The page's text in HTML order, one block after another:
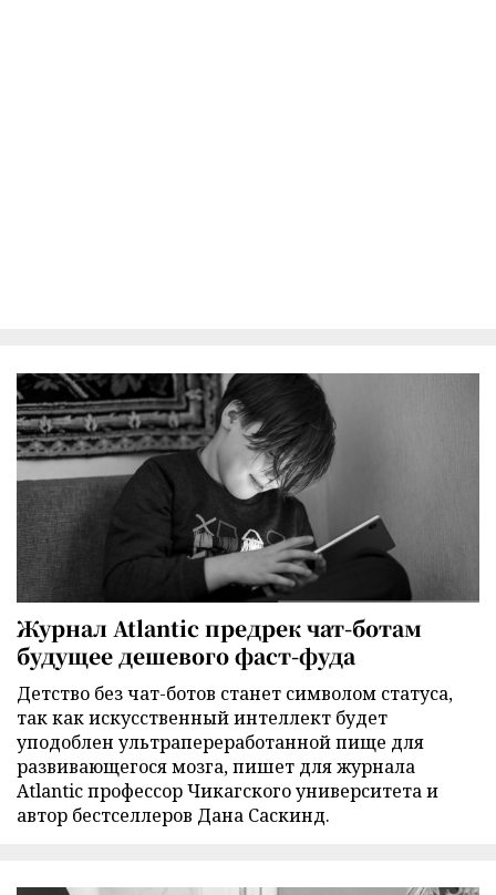
Журнал Atlantic предрек чат-ботам
будущее дешевого фаст-фуда
Детство без чат-ботов станет символом статуса,
так как искусственный интеллект будет
уподоблен ультрапереработанной пище для
развивающегося мозга, пишет для журнала
Atlantic профессор Чикагского университета и
автор бестселлеров Дана Саскинд.